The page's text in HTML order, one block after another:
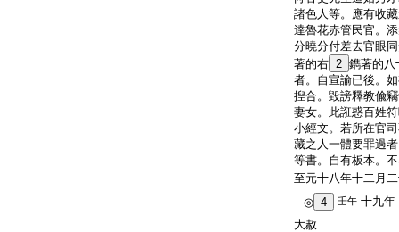
諸色人等。應有收
達魯花赤管民官。
分曉分付差去官眼
著的右 2 鐫著的八
者。自宣諭已後。
揑合。毀謗釋教偸
妻女。此誑惑百姓
小經文。若所在官
藏之人一體要罪過
等書。自有板本。
至元十八年十二月
◎ 4 壬午 十九年
大赦